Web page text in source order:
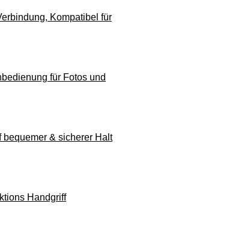
Kompatibel für
für Fotos und
& sicherer Halt
Handgriff